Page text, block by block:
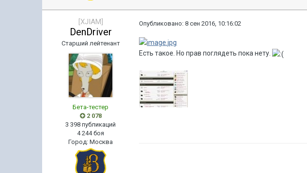
[XJIAM]
DenDriver
Старший лейтенант
Бета-тестер
2 078
3 398 публикаций
4 244 боя
Город:Москва
Опубликовано:8 сен 2016, 10:16:02
Есть такое. Но прав поглядеть пока нету.